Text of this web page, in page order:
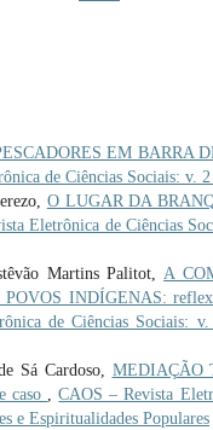
EM BARRA
de Ciências Sociais: v.
O LUGAR DA
Eletrônica de Ciências
Martins Palitot,A
INDÍGENAS:
de Ciências Sociais:
Sá Cardoso, MEDIAÇÃO
caso ,CAOS – Revista
e Espiritualidades Populares